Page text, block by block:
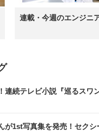
連載・今週のエンジニ
連続テレビ小説『巡るスワ
が1st写真集を発売！セクシ